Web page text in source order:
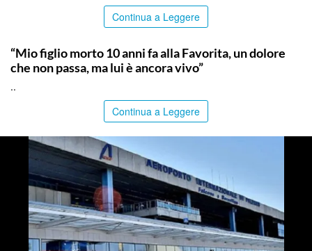
Continua a Leggere
“Mio figlio morto 10 anni fa alla Favorita, un dolore
che non passa, ma lui è ancora vivo”
..
Continua a Leggere